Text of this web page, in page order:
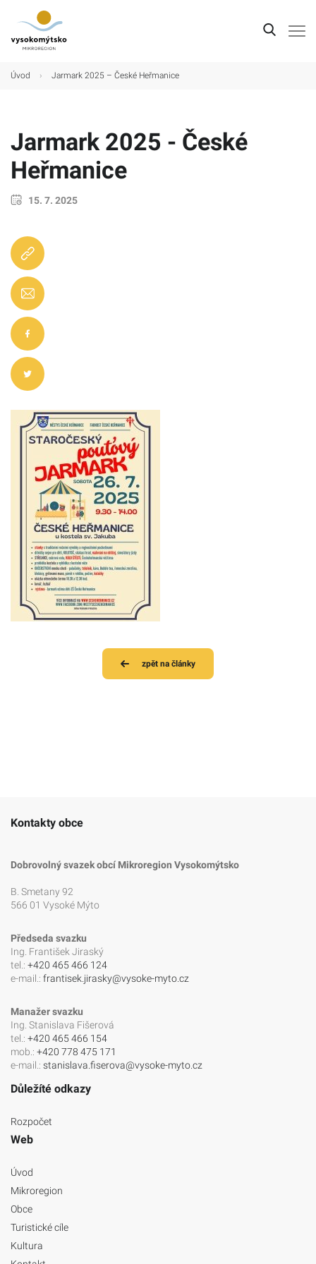
Úvod › Jarmark 2025 – České Heřmanice
Jarmark 2025 - České
Heřmanice
15. 7. 2025
zpět na články
Kontakty obce
Dobrovolný svazek obcí Mikroregion Vysokomýtsko
B. Smetany 92
566 01 Vysoké Mýto
Předseda svazku
Ing. František Jiraský
tel.: +420 465 466 124
e-mail.: frantisek.jirasky@vysoke-myto.cz
Manažer svazku
Ing. Stanislava Fišerová
tel.: +420 465 466 154
mob.: +420 778 475 171
e-mail.: stanislava.fiserova@vysoke-myto.cz
Důležíté odkazy
Rozpočet
Web
Úvod
Mikroregion
Obce
Turistické cíle
Kultura
Úvod
Turistické cíle